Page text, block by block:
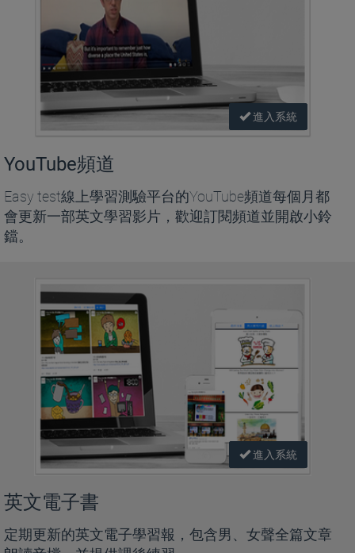
進入系統
YouTube頻道
Easy test線上學習測驗平台的YouTube頻道每個月都
會更新一部英文學習影片，歡迎訂閱頻道並開啟小鈴
鐺。
進入系統
英文電子書
定期更新的英文電子學習報，包含男、女聲全篇文章